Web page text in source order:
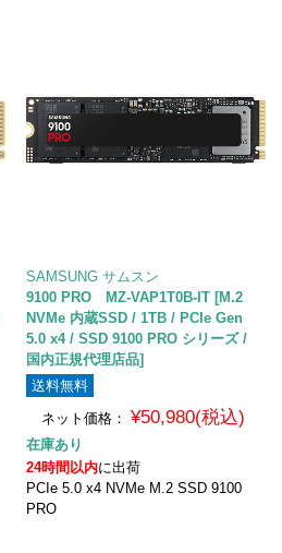
SAMSUNG サムスン
9100 PRO MZ-VAP1T0B-IT [M.2
NVMe 内蔵SSD / 1TB / PCIe Gen
5.0 x4 / SSD 9100 PRO シリーズ /
国内正規代理店品]
送料無料
ネット価格：
¥50,980(税込)
在庫あり
24時間以内に出荷
PCIe 5.0 x4 NVMe M.2 SSD 9100
PRO